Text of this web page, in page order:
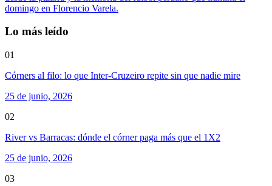
domingo en Florencio Varela.
Lo más leído
01
Córners al filo: lo que Inter-Cruzeiro repite sin que nadie mire
25 de junio, 2026
02
River vs Barracas: dónde el córner paga más que el 1X2
25 de junio, 2026
03